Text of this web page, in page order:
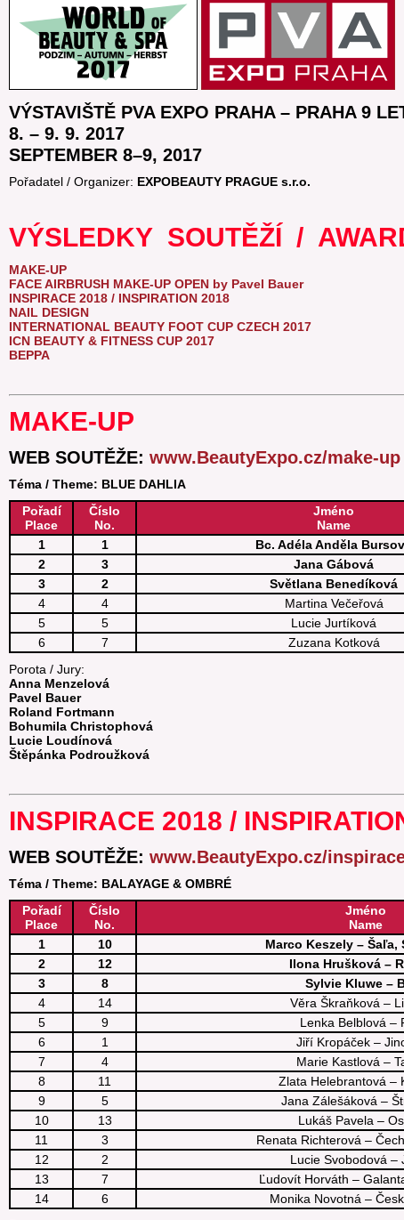
VÝSTAVIŠTĚ PVA EXPO PRAHA – PRAHA 9
8. – 9. 9. 2017
SEPTEMBER 8–9, 2017
Pořadatel / Organizer: EXPOBEAUTY PRAGUE s.r.o.
VÝSLEDKY SOUTĚŽÍ /
MAKE-UP
FACE AIRBRUSH MAKE-UP OPEN by Pavel Bauer
INSPIRACE 2018 / INSPIRATION 2018
NAIL DESIGN
INTERNATIONAL BEAUTY FOOT CUP CZECH 2017
ICN BEAUTY & FITNESS CUP 2017
BEPPA
MAKE-UP
WEB SOUTĚŽE: www.BeautyExpo.cz/make-up
Téma / Theme: BLUE DAHLIA
Pořadí
Place
Číslo
No.
Jméno
Name
1
1 Bc. Adéla Anděla
2
3 Jana Gábová
3
2 Světlana Benedíková
4
4 Martina Večeřová
5
5 Lucie Jurtíková
6
7 Zuzana Kotková
Porota / Jury:
Anna Menzelová
Pavel Bauer
Roland Fortmann
Bohumila Christophová
Lucie Loudínová
Štěpánka Podroužková
INSPIRACE 2018 /
WEB SOUTĚŽE: www.BeautyExpo.cz/
Téma / Theme: BALAYAGE & OMBRÉ
Pořadí
Place
Číslo
No.
Jméno
Name
1
10 Marco Keszely – Šaľa,
2
12 Ilona Hrušková –
3
8 Sylvie Kluwe –
4
14 Věra Škraňková –
5
9 Lenka Belblová –
6
1 Jiří Kropáček –
7
4 Marie Kastlová –
8
11 Zlata Helebrantová –
9
5 Jana Zálešáková –
10
13 Lukáš Pavela –
11
3 Renata Richterová –
12
2 Lucie Svobodová –
13
7 Ľudovít Horváth –
14
6 Monika Novotná –